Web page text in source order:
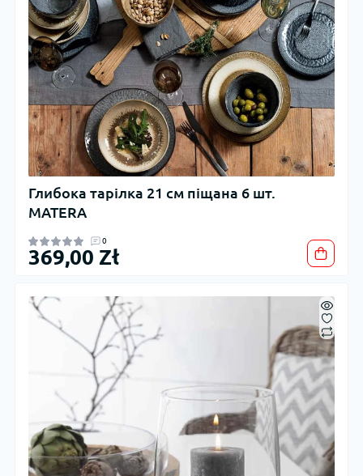
Глибока тарілка 21 см піщана 6 шт.
MATERA
0
369,00 Zł